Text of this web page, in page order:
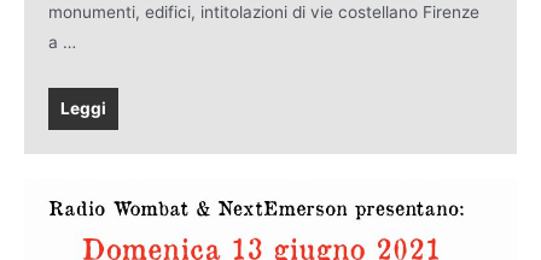
monumenti, edifici, intitolazioni di vie costellano Firenze
a …
Leggi